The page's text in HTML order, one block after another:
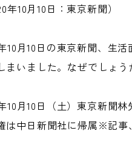
年10月10日：東京新聞）
10月10日の東京新聞、生
まいました。なぜでしょ
10月10日（土）東京新聞林
は中日新聞社に帰属※記事